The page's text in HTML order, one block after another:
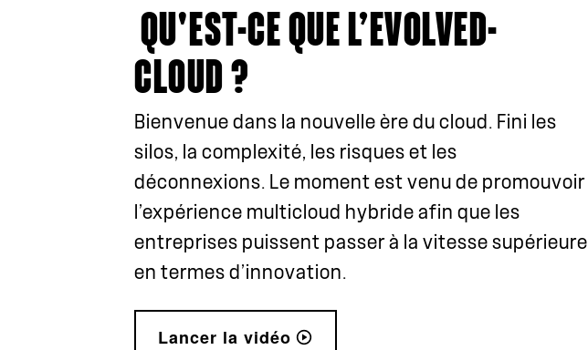
QU'EST-CE QUE L’EVOLVED-
CLOUD ?
Bienvenue dans la nouvelle ère du cloud. Fini les
silos, la complexité, les risques et les
déconnexions. Le moment est venu de promouvoir
l’expérience multicloud hybride afin que les
entreprises puissent passer à la vitesse supérieure
en termes d’innovation.
Lancer la vidéo